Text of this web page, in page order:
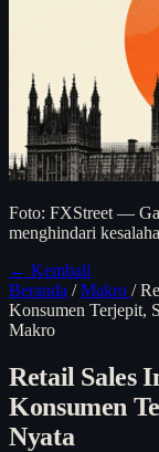
Foto: FXStreet —
menghindari
← Kembali
Beranda / Makro /
Konsumen Terjepit,
Makro
Retail Sales
Konsumen
Nyata